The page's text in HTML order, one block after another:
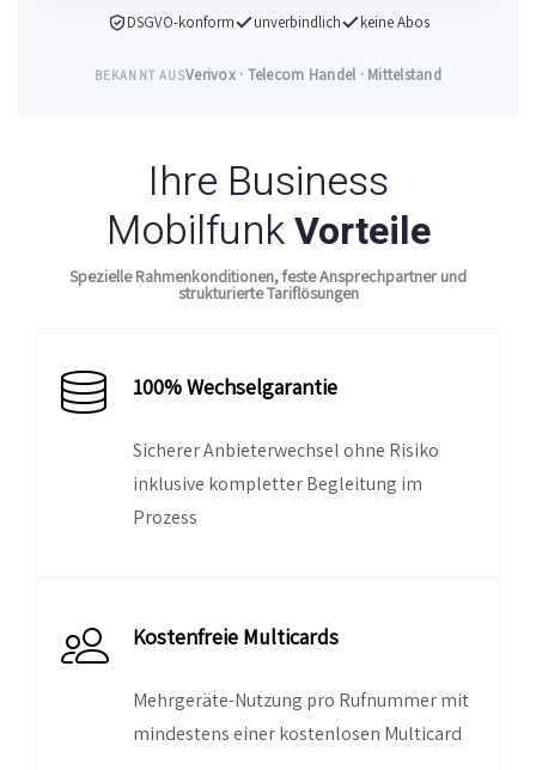
DSGVO-konform unverbindlich keine Abos
BEKANNT AUSVerivox · Telecom Handel · Mittelstand
Ihre Business
MobilfunkVorteile
Spezielle Rahmenkonditionen, feste Ansprechpartner und
strukturierte Tariflösungen
100% Wechselgarantie
Sicherer Anbieterwechsel ohne Risiko
inklusive kompletter Begleitung im
Prozess
Kostenfreie Multicards
Mehrgeräte-Nutzung pro Rufnummer mit
mindestens einer kostenlosen Multicard